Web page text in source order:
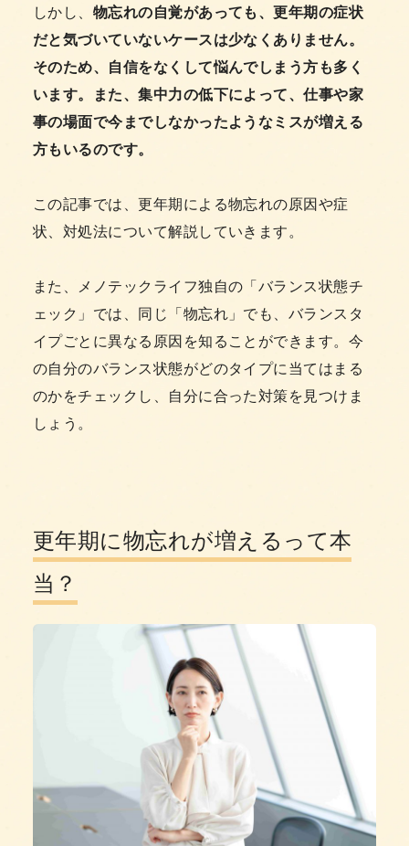
しかし、 物忘れの自覚があっても、更年期の症状
だと気づいていないケースは少なくありません。
そのため、自信をなくして悩んでしまう方も多く
います。また、集中力の低下によって、仕事や家
事の場面で今までしなかったようなミスが増える
方もいるのです。
この記事では、更年期による物忘れの原因や症
状、対処法について解説していきます。
また、メノテックライフ独自の「バランス状態チ
ェック」では、同じ「物忘れ」でも、バランスタ
イプごとに異なる原因を知ることができます。今
の自分のバランス状態がどのタイプに当てはまる
のかをチェックし、自分に合った対策を見つけま
しょう。
更年期に物忘れが増えるって本
当？